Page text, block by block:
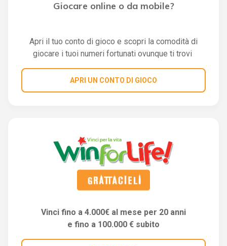
Giocare online o da mobile?
Apri il tuo conto di gioco e scopri la comodità di
giocare i tuoi numeri fortunati ovunque ti trovi
APRI UN CONTO DI GIOCO
Vinci fino a 4.000€ al mese per 20 anni
e fino a 100.000 € subito